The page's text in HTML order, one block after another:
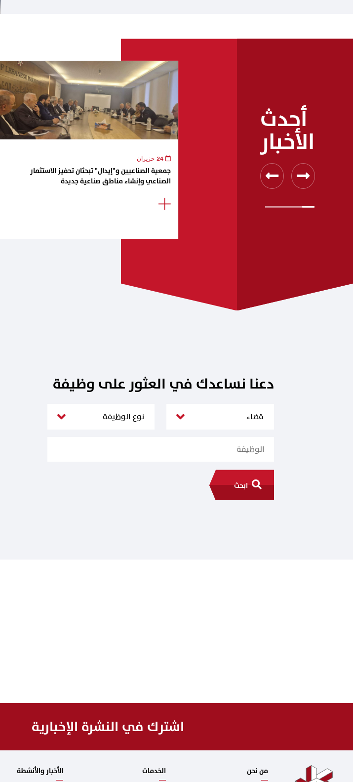
أحدث
الأخبار
جمعية الصناعيين و"إيدال" تبحثان تحفيز الاستثمار
الصناعي وإنشاء مناطق صناعية جديدة
دعنا نساعدك في العثور على وظيفة
ابحث
اشترك في النشرة الإخبارية
من نحن الخدمات الأخبار والأنشطة